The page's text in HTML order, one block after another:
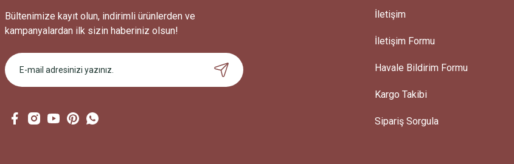
Gönder
Bültenimize kayıt olun, indirimli ürünlerden ve
kampanyalardan ilk sizin haberiniz olsun!
İletişim
İletişim Formu
Havale Bildirim Formu
Kargo Takibi
Sipariş Sorgula